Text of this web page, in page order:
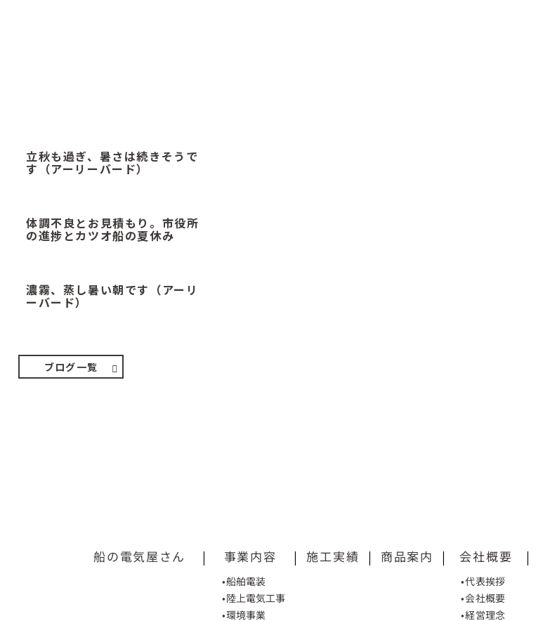
立秋も過ぎ、暑さは続きそうで
す（アーリーバード）
体調不良とお見積もり。市役所
の進捗とカツオ船の夏休み
濃霧、蒸し暑い朝です（アーリ
ーバード）
ブログ一覧
船の電気屋さん | 事業内容
•船舶電装
•陸上電気工事
•環境事業
| 施工実績 | 商品案内 | 会社概要
•代表挨拶
•会社概要
•経営理念
|